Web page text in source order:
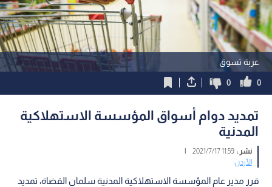
عربة تسوق
0
0
تمديد دوام أسواق المؤسسة الاستهلاكية
المدنية
نشر :11:59 2021/7/17
|
الأردن
قرر مدير عام المؤسسة الاستهلاكية المدنية سلمان القضاة، تمديد